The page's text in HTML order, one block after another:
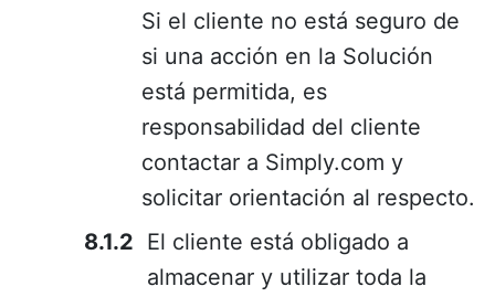
Si el cliente no está seguro de
si una acción en la Solución
está permitida, es
responsabilidad del cliente
contactar a Simply.com y
solicitar orientación al respecto.
El cliente está obligado a
almacenar y utilizar toda la